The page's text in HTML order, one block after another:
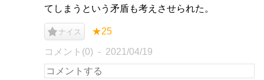
てしまうという矛盾も考えさせられた。
ナイス ★25
コメント(0) 2021/04/19